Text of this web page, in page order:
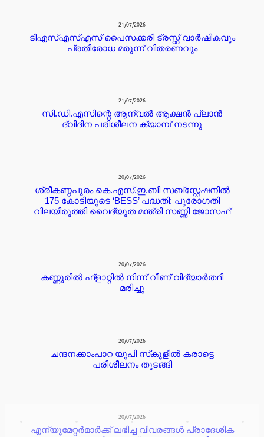
21/07/2026
ടിഎസ്എസ്എസ് പൈസക്കരി ട്രസ്റ്റ് വാർഷികവും
പ്രതിരോധ മരുന്ന് വിതരണവും
21/07/2026
സി.ഡി.എസിന്റെ ആന്വൽ ആക്ഷൻ പ്ലാൻ
ദ്വിദിന പരിശീലന ക്യാമ്പ് നടന്നു
20/07/2026
ശ്രീകണ്ഠപുരം കെ.എസ്.ഇ.ബി സബ്‌സ്റ്റേഷനിൽ
175 കോടിയുടെ ‘BESS’ പദ്ധതി: പുരോഗതി
വിലയിരുത്തി വൈദ്യുത മന്ത്രി സണ്ണി ജോസഫ്
20/07/2026
കണ്ണൂരില്‍ ഫ്ളാറ്റില്‍ നിന്ന് വീണ് വിദ്യാര്‍ത്ഥി
മരിച്ചു
20/07/2026
ചന്ദനക്കാംപാറ യുപി സ്‌കൂളിൽ കരാട്ടെ
പരിശീലനം തുടങ്ങി
20/07/2026
എന്യൂമേറ്റർമാർക്ക് ലഭിച്ച വിവരങ്ങൾ പ്രാദേശിക